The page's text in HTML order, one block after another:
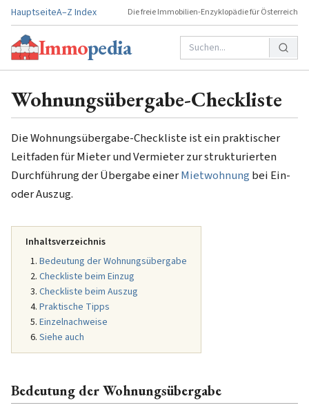
HauptseiteA–Z Index Die freie Immobilien-Enzyklopädie für Österreich
Immopedia
Wohnungsübergabe-Checkliste
Die Wohnungsübergabe-Checkliste ist ein praktischer
Leitfaden für Mieter und Vermieter zur strukturierten
Durchführung der Übergabe einerMietwohnung bei Ein-
oder Auszug.
Inhaltsverzeichnis
Bedeutung der Wohnungsübergabe
Checkliste beim Einzug
Checkliste beim Auszug
Praktische Tipps
Einzelnachweise
Siehe auch
Bedeutung der Wohnungsübergabe